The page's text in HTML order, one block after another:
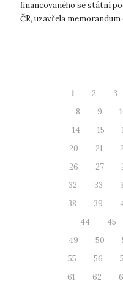
financovaného se státní
ČR, uzavřela
1 2 3
8
9
14
15
20
21
26
27
32
33
38
39
44
45
49
50
55
56
61
62